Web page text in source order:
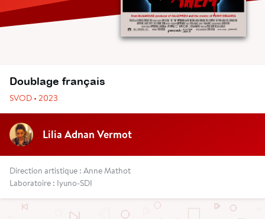
Doublage français
SVOD • 2023
Lilia Adnan Vermot
Direction artistique : Anne Mathot
Laboratoire : Iyuno-SDI